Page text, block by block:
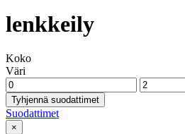
lenkkeily
Koko
Väri
Tyhjennä suodattimet
Suodattimet
×